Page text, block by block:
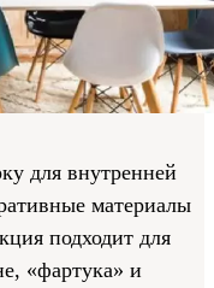
для внутренней
материалы
подходит для
«фартука» и